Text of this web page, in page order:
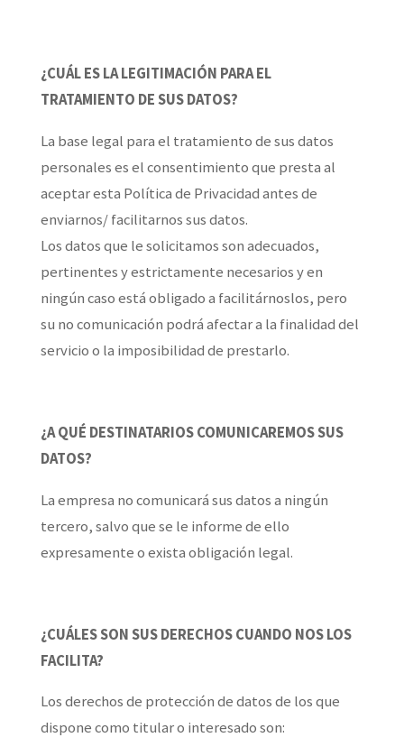
¿CUÁL ES LA LEGITIMACIÓN PARA EL
TRATAMIENTO DE SUS DATOS?
La base legal para el tratamiento de sus datos
personales es el consentimiento que presta al
aceptar esta Política de Privacidad antes de
enviarnos/ facilitarnos sus datos.
Los datos que le solicitamos son adecuados,
pertinentes y estrictamente necesarios y en
ningún caso está obligado a facilitárnoslos, pero
su no comunicación podrá afectar a la finalidad del
servicio o la imposibilidad de prestarlo.
¿A QUÉ DESTINATARIOS COMUNICAREMOS SUS
DATOS?
La empresa no comunicará sus datos a ningún
tercero, salvo que se le informe de ello
expresamente o exista obligación legal.
¿CUÁLES SON SUS DERECHOS CUANDO NOS LOS
FACILITA?
Los derechos de protección de datos de los que
dispone como titular o interesado son: